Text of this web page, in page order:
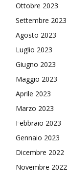
Ottobre 2023
Settembre 2023
Agosto 2023
Luglio 2023
Giugno 2023
Maggio 2023
Aprile 2023
Marzo 2023
Febbraio 2023
Gennaio 2023
Dicembre 2022
Novembre 2022